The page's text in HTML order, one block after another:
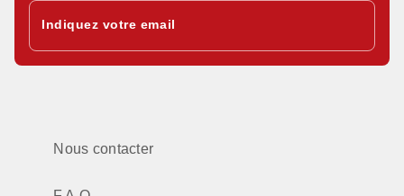
Indiquez votre email
Nous contacter